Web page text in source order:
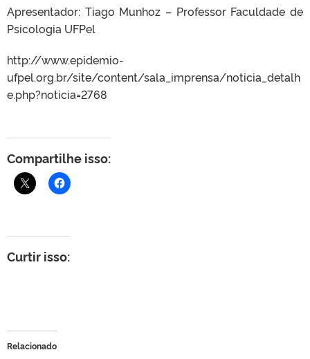
Apresentador: Tiago Munhoz – Professor Faculdade de
Psicologia UFPel
http://www.epidemio-
ufpel.org.br/site/content/sala_imprensa/noticia_detalh
e.php?noticia=2768
Compartilhe isso:
Curtir isso:
Relacionado